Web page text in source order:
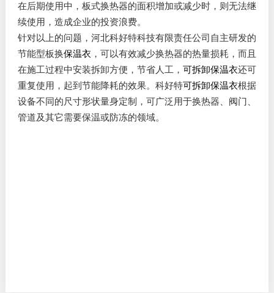
在后期使用中，板式换热器的面积增加或减少时，则无法继
续使用，造成企业的投资浪费。
针对以上的问题，河北科好特科技有限责任公司自主研发的
节能型板换保温衣 ，可以有效减少换热器的热量损耗，而且
在施工过程中安装拆卸方便，节省人工，可拆卸保温衣还可
重复使用，起到节能降耗的效果。科好特可拆卸保温衣根据
设备不同的尺寸形状量身定制，可广泛用于换热器、阀门、
管道及其它需要保温或防冻的领域。